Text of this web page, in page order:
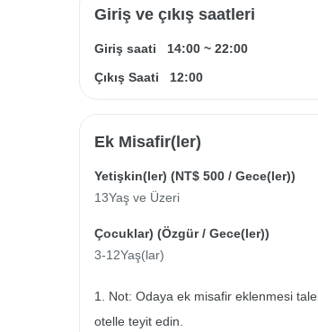
Giriş ve çıkış saatleri
Giriş saati 14:00 ~ 22:00
Çıkış Saati
12:00
Ek Misafir(ler)
Yetişkin(ler) (NT$ 500 / Gece(ler))
13Yaş ve Üzeri
Çocuklar) (Özgür/ Gece(ler))
3-12Yaş(lar)
1. Not: Odaya ek misafir eklenmesi
otelle teyit edin.